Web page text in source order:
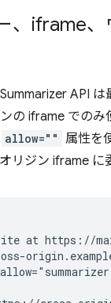
、iframe、
API は
の iframe でのみ
allow="" 属性を
リジン iframe に
at https://